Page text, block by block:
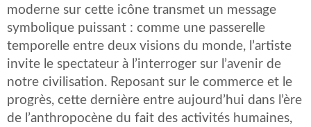
moderne sur cette icône transmet un message
symbolique puissant : comme une passerelle
temporelle entre deux visions du monde, l’artiste
invite le spectateur à l’interroger sur l’avenir de
notre civilisation. Reposant sur le commerce et le
progrès, cette dernière entre aujourd’hui dans l’ère
de l’anthropocène du fait des activités humaines,